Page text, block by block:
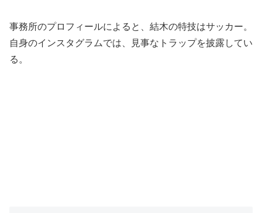
事務所のプロフィールによると、結木の特技はサッカー。
自身のインスタグラムでは、見事なトラップを披露してい
る。